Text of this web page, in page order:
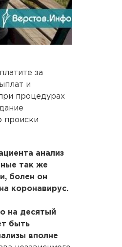
за
и
процедурах
происки
анализ
так же
болен он
коронавирус.
на десятый
быть
вполне